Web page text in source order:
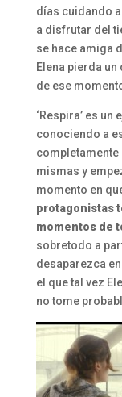
días cuidando a
a disfrutar del
se hace amiga
Elena pierda un
de ese
‘Respira’ es
conociendo a
completamente
mismas y
momento en
protagonistas
momentos de
sobretodo a
desaparezca
el que tal vez
no tome